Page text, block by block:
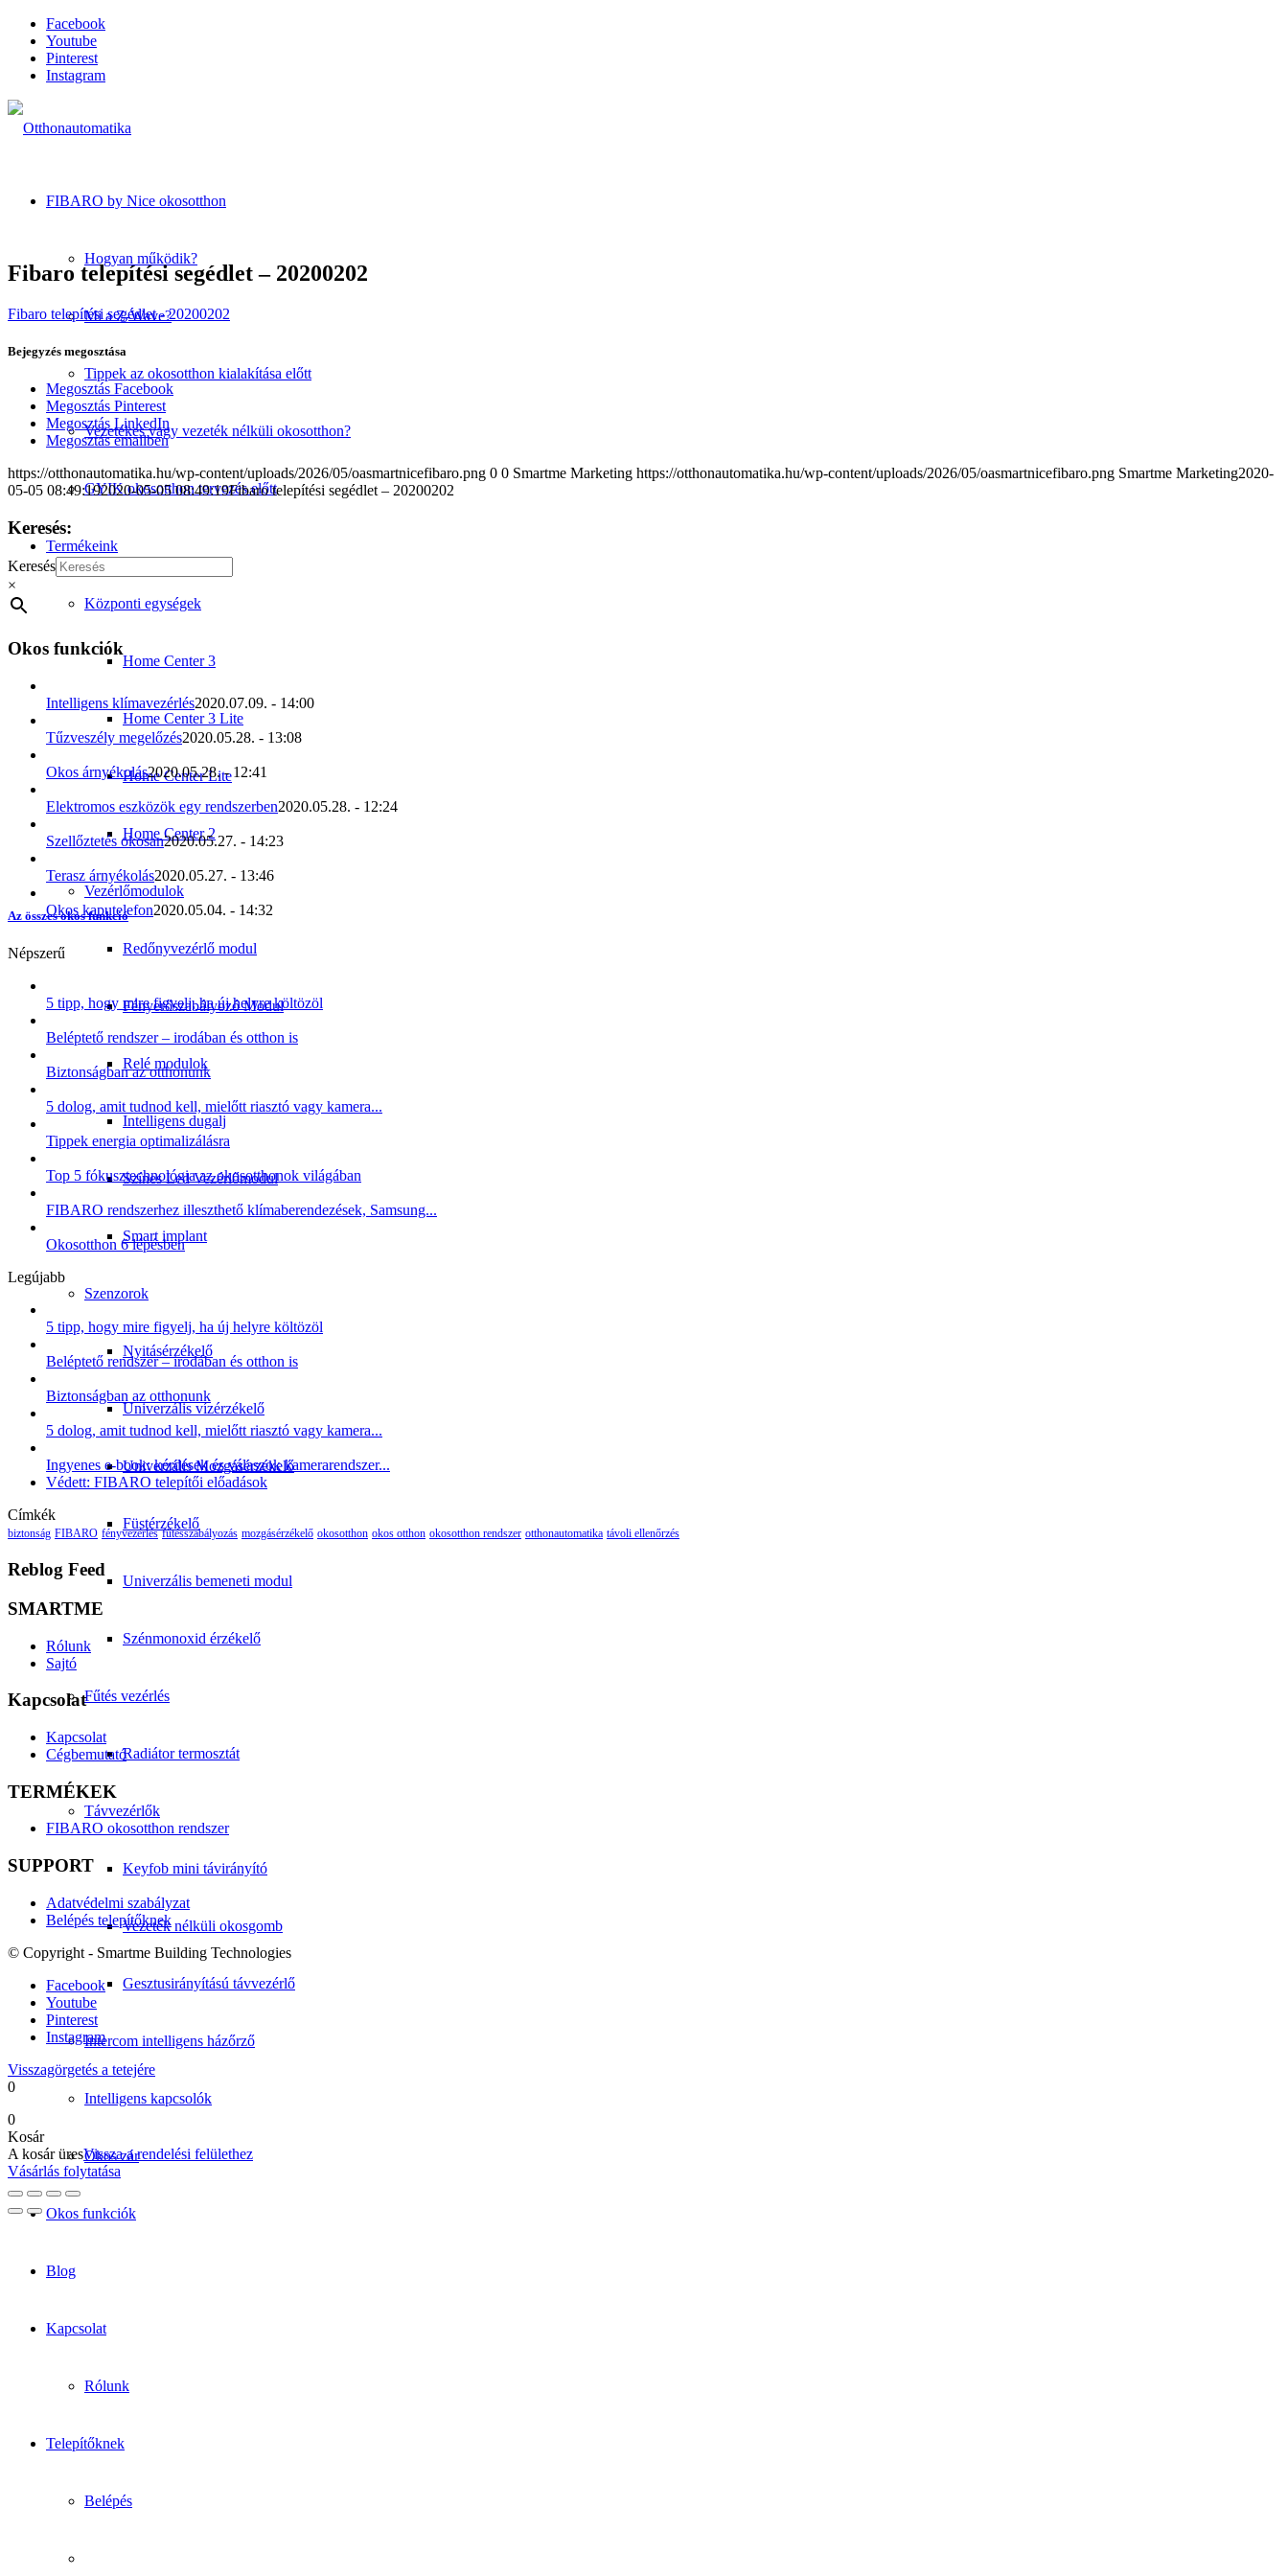
Facebook
Youtube
Pinterest
Instagram
FIBARO by Nice okosotthon
Hogyan működik?
Mi a Z-Wave?
Tippek az okosotthon kialakítása előtt
Vezetékes vagy vezeték nélküli okosotthon?
GYIK okosotthon tervezés előtt
Termékeink
Központi egységek
Home Center 3
Home Center 3 Lite
Home Center Lite
Home Center 2
Vezérlőmodulok
Redőnyvezérlő modul
Fényerőszabályozó Modul
Relé modulok
Intelligens dugalj
Színes Led Vezérlőmodul
Smart implant
Szenzorok
Nyitásérzékelő
Univerzális vízérzékelő
Univerzális Mozgásérzékelő
Füstérzékelő
Univerzális bemeneti modul
Szénmonoxid érzékelő
Fűtés vezérlés
Radiátor termosztát
Távvezérlők
Keyfob mini távirányító
Vezeték nélküli okosgomb
Gesztusirányítású távvezérlő
Intercom intelligens házőrző
Intelligens kapcsolók
Okos zár
Okos funkciók
Blog
Kapcsolat
Rólunk
Telepítőknek
Belépés
Fibaro telepítési segédlet – 20200202
Fibaro telepítési segédlet - 20200202
Bejegyzés megosztása
Megosztás Facebook
Megosztás Pinterest
Megosztás LinkedIn
Megosztás emailben
https://otthonautomatika.hu/wp-content/uploads/2026/05/oasmartnicefibaro.png 0 0 Smartme Marketing https://otthonautomatika.hu/wp-content/uploads/2026/05/oasmartnicefibaro.png Smartme Marketing2020-
05-05 08:49:192020-05-05 08:49:19Fibaro telepítési segédlet – 20200202
Keresés:
Keresés
×
Okos funkciók
Intelligens klímavezérlés2020.07.09. - 14:00
Tűzveszély megelőzés2020.05.28. - 13:08
Okos árnyékolás2020.05.28. - 12:41
Elektromos eszközök egy rendszerben2020.05.28. - 12:24
Szellőztetés okosan2020.05.27. - 14:23
Terasz árnyékolás2020.05.27. - 13:46
Okos kaputelefon2020.05.04. - 14:32
Az összes okos funkció
Népszerű
5 tipp, hogy mire figyelj, ha új helyre költözöl
Beléptető rendszer – irodában és otthon is
Biztonságban az otthonunk
5 dolog, amit tudnod kell, mielőtt riasztó vagy kamera...
Tippek energia optimalizálásra
Top 5 fókusztechnológia az okosotthonok világában
FIBARO rendszerhez illeszthető klímaberendezések, Samsung...
Okosotthon 6 lépésben
Legújabb
5 tipp, hogy mire figyelj, ha új helyre költözöl
Beléptető rendszer – irodában és otthon is
Biztonságban az otthonunk
5 dolog, amit tudnod kell, mielőtt riasztó vagy kamera...
Ingyenes e-book: kérdések és válaszok kamerarendszer...
Védett: FIBARO telepítői előadások
Címkék
biztonság FIBARO fényvezérlés fűtésszabályozás mozgásérzékelő okosotthon okos otthon okosotthon rendszer otthonautomatika távoli ellenőrzés
Reblog Feed
SMARTME
Rólunk
Sajtó
Kapcsolat
Kapcsolat
Cégbemutató
TERMÉKEK
FIBARO okosotthon rendszer
SUPPORT
Adatvédelmi szabályzat
Belépés telepítőknek
© Copyright - Smartme Building Technologies
Facebook
Youtube
Pinterest
Instagram
Visszagörgetés a tetejére
0
0
Kosár
A kosár üresVissza a rendelési felülethez
Vásárlás folytatása